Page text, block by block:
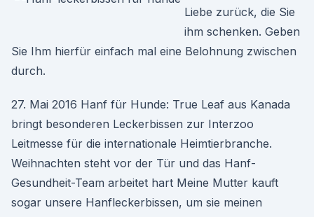
Liebe zurück, die Sie
ihm schenken. Geben
Sie Ihm hierfür einfach mal eine Belohnung zwischen
durch.
27. Mai 2016 Hanf für Hunde: True Leaf aus Kanada
bringt besonderen Leckerbissen zur Interzoo
Leitmesse für die internationale Heimtierbranche.
Weihnachten steht vor der Tür und das Hanf-
Gesundheit-Team arbeitet hart Meine Mutter kauft
sogar unsere Hanfleckerbissen, um sie meinen